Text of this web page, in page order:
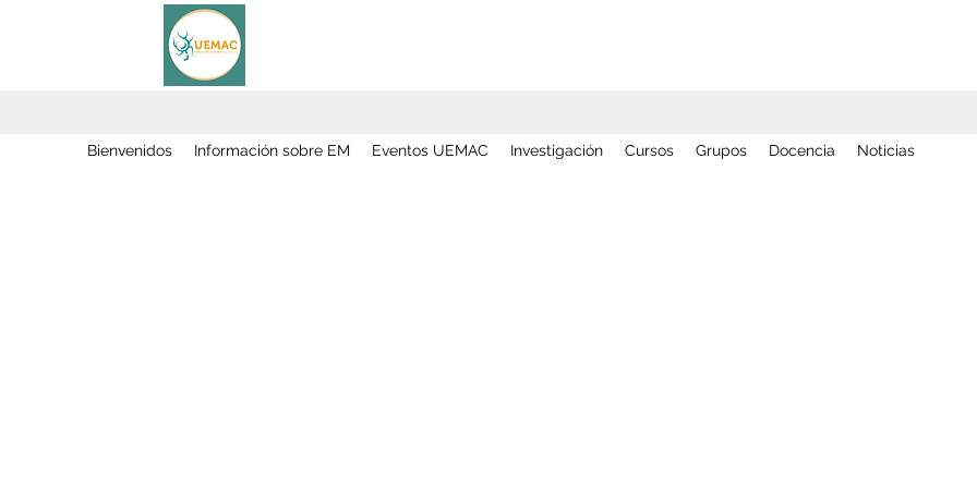
Bienvenidos Información sobre EM Eventos UEMAC Investigación Cursos Grupos Docencia Noticias